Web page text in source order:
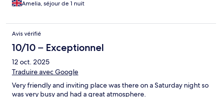
Amelia, séjour de 1 nuit
Avis vérifié
10/10 – Exceptionnel
12 oct. 2025
Traduire avec Google
Very friendly and inviting place was there on a Saturday night so
was very busy and had a great atmosphere.